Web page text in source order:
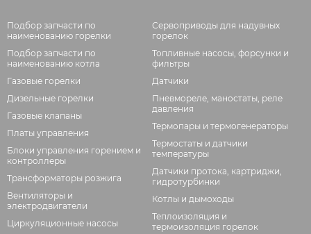
Подбор запчасти по
наименованию горелки
Подбор запчасти по
наименованию котла
Газовые горелки
Дизельные горелки
Газовые клапаны
Платы управления
Блоки управления горением и
контроллеры
Трансформаторы розжига
Вентиляторы и
электродвигатели
Циркуляционные насосы
Сервоприводы для надувных
горелок
Топливные насосы, форсунки и
фильтры
Датчики
Пневмореле, маностаты, реле
давления
Термопары и термогенераторы
Термостаты и датчики
температуры
Датчики протока, картриджи,
гидротурбинки
Котлы и дымоходы
Теплоизоляция и
термоизоляция горелок